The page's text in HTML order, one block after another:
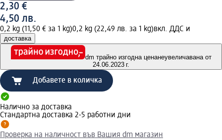
2,30 €
4,50 лв.
0,2 kg (11,50 € за 1 kg)0,2 kg (22,49 лв. за 1 kg)вкл. ДДС и
доставка
dm трайно изгодна ценанеувеличавана от
24.06.2023 г.
Добавете в количка
Налично за доставка
Стандартна доставка 2-5 работни дни
Проверка на наличност във Вашия dm магазин